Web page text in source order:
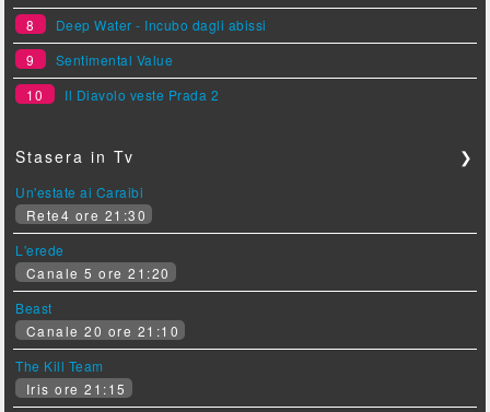
8
Deep Water - Incubo dagli abissi
9
Sentimental Value
10
Il Diavolo veste Prada 2
Stasera in Tv ❯
Un'estate ai Caraibi
Rete4 ore 21:30
L'erede
Canale 5 ore 21:20
Beast
Canale 20 ore 21:10
The Kill Team
Iris ore 21:15